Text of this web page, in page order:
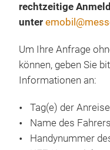
rechtzeitige
unter
Um Ihre Anfrage
können, geben Sie
Informationen an:
Tag(e) der Anreise
Name des Fahrers
Handynummer